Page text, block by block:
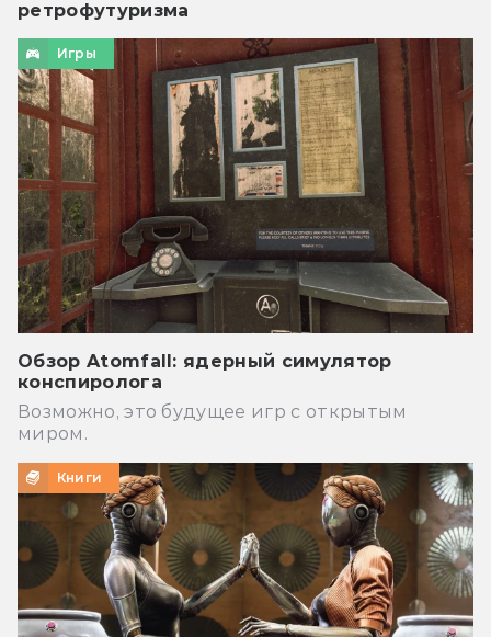
ретрофутуризма
Игры
Обзор Atomfall: ядерный симулятор
конспиролога
Возможно, это будущее игр с открытым
миром.
Книги